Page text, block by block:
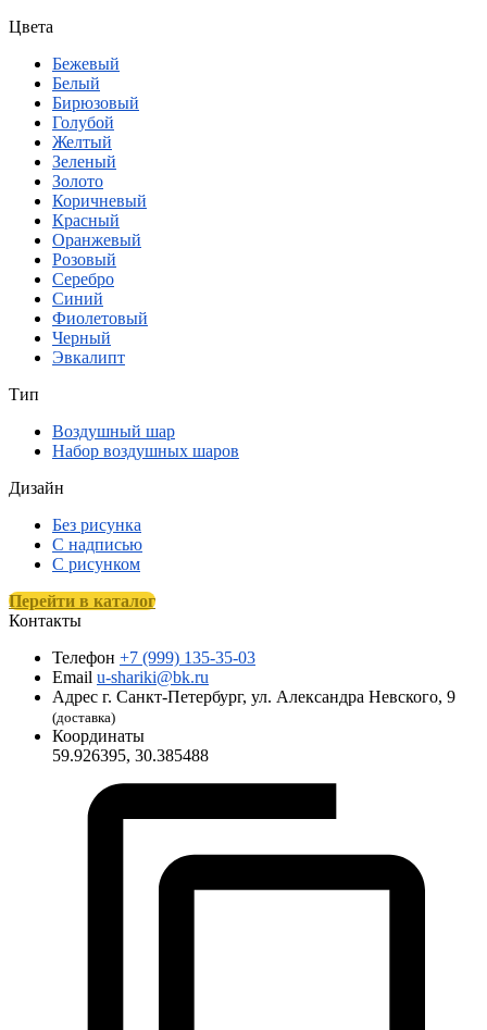
Цвета
Бежевый
Белый
Бирюзовый
Голубой
Желтый
Зеленый
Золото
Коричневый
Красный
Оранжевый
Розовый
Серебро
Синий
Фиолетовый
Черный
Эвкалипт
Тип
Воздушный шар
Набор воздушных шаров
Дизайн
Без рисунка
С надписью
С рисунком
Перейти в каталог
Контакты
Телефон +7 (999) 135-35-03
Email u-shariki@bk.ru
Адрес г. Санкт-Петербург, ул. Александра Невского, 9
(доставка)
Координаты
59.926395, 30.385488